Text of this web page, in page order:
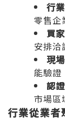
行
零售企
買家
安排洽
現
能驗證
認
市場區
行業從業者